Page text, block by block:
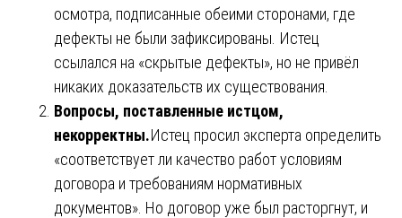
осмотра, подписанные обеими сторонами, где
дефекты не были зафиксированы. Истец
ссылался на «скрытые дефекты», но не привёл
никаких доказательств их существования.
Вопросы, поставленные истцом,
некорректны.Истец просил эксперта определить
«соответствует ли качество работ условиям
договора и требованиям нормативных
документов». Но договор уже был расторгнут, и